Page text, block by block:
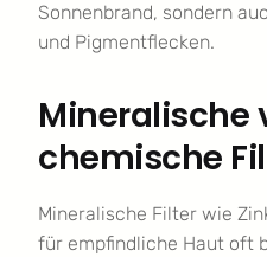
Sonnenbrand, sondern
und Pigmentflecken.
Mineralische
chemische
Mineralische Filter wie
für empfindliche Haut oft